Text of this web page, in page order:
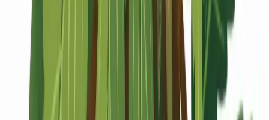
Marken